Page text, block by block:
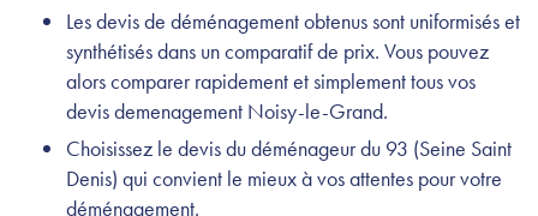
Les devis de déménagement obtenus sont uniformisés et
synthétisés dans un comparatif de prix. Vous pouvez
alors comparer rapidement et simplement tous vos
devis demenagement Noisy-le-Grand.
Choisissez le devis du déménageur du 93 (Seine Saint
Denis) qui convient le mieux à vos attentes pour votre
déménagement.